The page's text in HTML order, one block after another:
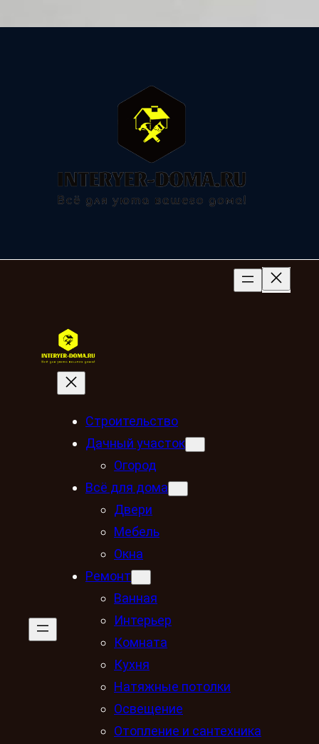
Строительство
Дачный участок
Огород
Всё для дома
Двери
Мебель
Окна
Ремонт
Ванная
Интерьер
Комната
Кухня
Натяжные потолки
Освещение
Отопление и сантехника